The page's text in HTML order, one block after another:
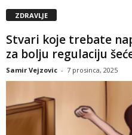
ZDRAVLJE
Stvari koje trebate
za bolju regulaciju
Samir Vejzovic - 7 prosinca, 2025